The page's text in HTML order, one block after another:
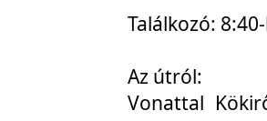
Találkozó:
Az útról:
Vonattal